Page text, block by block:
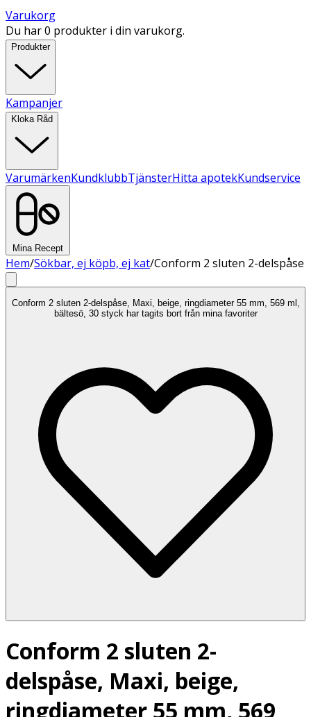
Varukorg
Du har 0 produkter i din varukorg.
Produkter
Kampanjer
Kloka Råd
VarumärkenKundklubbTjänsterHitta apotekKundservice
Mina Recept
Hem/Sökbar, ej köpb, ej kat/Conform 2 sluten 2-delspåse
Conform 2 sluten 2-delspåse, Maxi, beige, ringdiameter 55 mm, 569 ml,
bältesö, 30 styck har tagits bort från mina favoriter
Conform 2 sluten 2-
delspåse, Maxi, beige,
ringdiameter 55 mm, 569